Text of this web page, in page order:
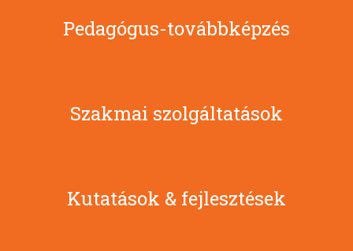
Pedagógus-továbbképzés
Szakmai szolgáltatások
Kutatások & fejlesztések